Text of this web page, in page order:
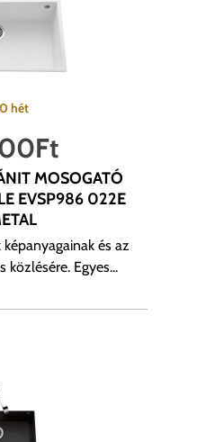
hét
Ft
MOSOGATÓ
EVSP986 022E
és az
közlésére. Egyes...